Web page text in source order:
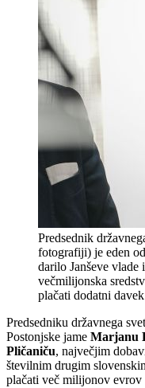
Predsednik
fotografiji) je eden
darilo Janševe
večmilijonska
plačati dodatni
Predsedniku državnega
Postonjske jame Marjanu
Pličaniču, največjim
številnim drugim
plačati več milijonov evrov